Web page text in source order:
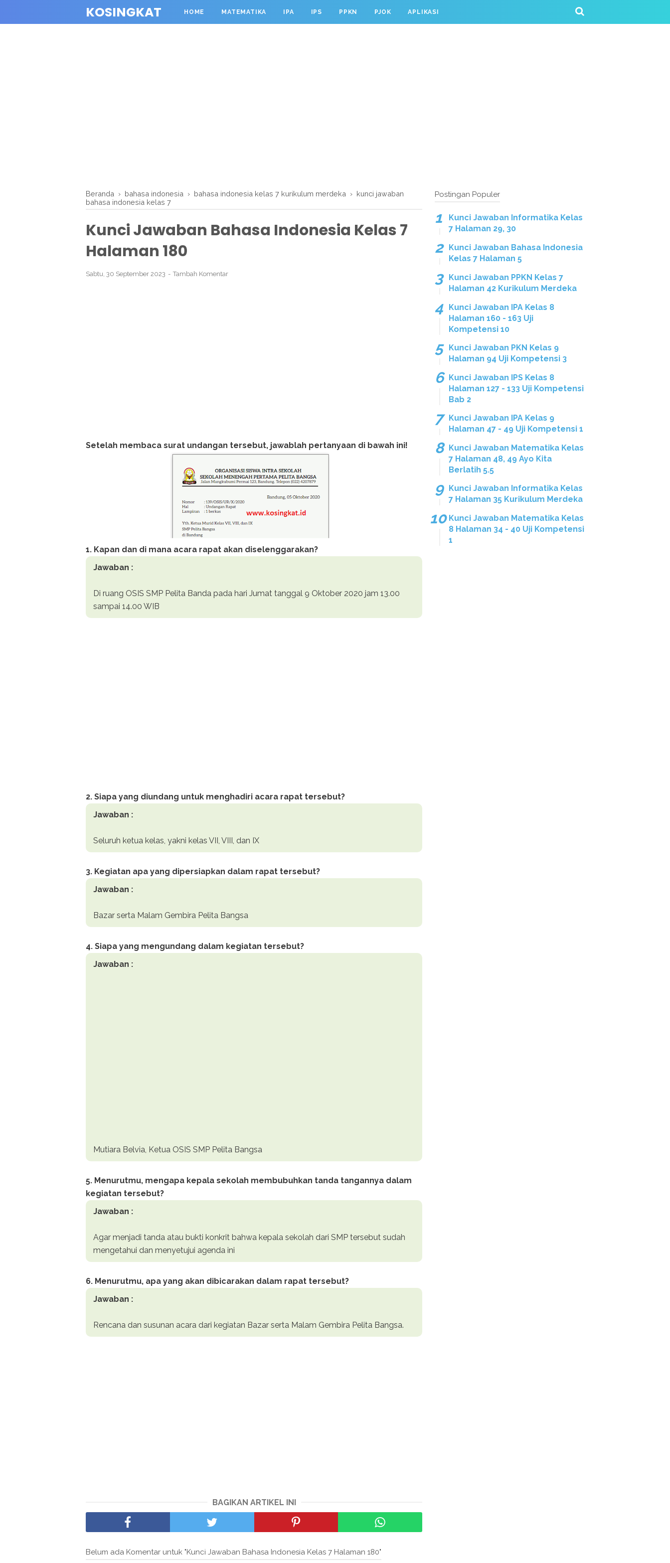
KOSINGKAT HOME MATEMATIKA IPA IPS PPKN PJOK APLIKASI
Beranda › bahasa indonesia › bahasa indonesia kelas 7 kurikulum merdeka › kunci jawaban
bahasa indonesia kelas 7
Kunci Jawaban Bahasa Indonesia Kelas 7
Halaman 180
Sabtu, 30 September 2023 Tambah Komentar
Setelah membaca surat undangan tersebut, jawablah pertanyaan di bawah ini!
1. Kapan dan di mana acara rapat akan diselenggarakan?
Jawaban :
Di ruang OSIS SMP Pelita Banda pada hari Jumat tanggal 9 Oktober 2020 jam 13.00
sampai 14.00 WIB
2. Siapa yang diundang untuk menghadiri acara rapat tersebut?
Jawaban :
Seluruh ketua kelas, yakni kelas VII, VIII, dan IX
3. Kegiatan apa yang dipersiapkan dalam rapat tersebut?
Jawaban :
Bazar serta Malam Gembira Pelita Bangsa
4. Siapa yang mengundang dalam kegiatan tersebut?
Jawaban :
Mutiara Belvia, Ketua OSIS SMP Pelita Bangsa
5. Menurutmu, mengapa kepala sekolah membubuhkan tanda tangannya dalam
kegiatan tersebut?
Jawaban :
Agar menjadi tanda atau bukti konkrit bahwa kepala sekolah dari SMP tersebut sudah
mengetahui dan menyetujui agenda ini
6. Menurutmu, apa yang akan dibicarakan dalam rapat tersebut?
Jawaban :
Rencana dan susunan acara dari kegiatan Bazar serta Malam Gembira Pelita Bangsa.
BAGIKAN ARTIKEL INI
Belum ada Komentar untuk "Kunci Jawaban Bahasa Indonesia Kelas 7 Halaman 180"
Postingan Populer
Kunci Jawaban Informatika Kelas
7 Halaman 29, 30
Kunci Jawaban Bahasa Indonesia
Kelas 7 Halaman 5
Kunci Jawaban PPKN Kelas 7
Halaman 42 Kurikulum Merdeka
Kunci Jawaban IPA Kelas 8
Halaman 160 - 163 Uji
Kompetensi 10
Kunci Jawaban PKN Kelas 9
Halaman 94 Uji Kompetensi 3
Kunci Jawaban IPS Kelas 8
Halaman 127 - 133 Uji Kompetensi
Bab 2
Kunci Jawaban IPA Kelas 9
Halaman 47 - 49 Uji Kompetensi 1
Kunci Jawaban Matematika Kelas
7 Halaman 48, 49 Ayo Kita
Berlatih 5.5
Kunci Jawaban Informatika Kelas
7 Halaman 35 Kurikulum Merdeka
Kunci Jawaban Matematika Kelas
8 Halaman 34 - 40 Uji Kompetensi
1